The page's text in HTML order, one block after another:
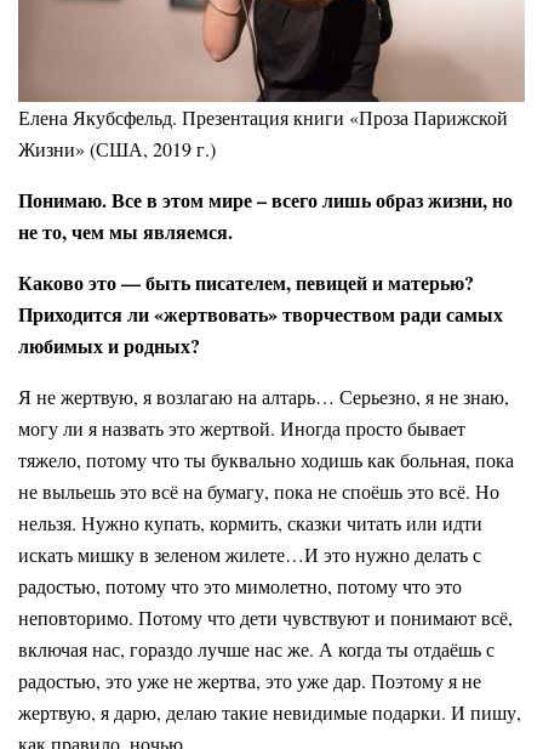
Елена Якубсфельд. Презентация книги «Проза Парижской
Жизни» (США, 2019 г.)
Понимаю. Все в этом мире – всего лишь образ жизни, но
не то, чем мы являемся.
Каково это — быть писателем, певицей и матерью?
Приходится ли «жертвовать» творчеством ради самых
любимых и родных?
Я не жертвую, я возлагаю на алтарь… Серьезно, я не знаю,
могу ли я назвать это жертвой. Иногда просто бывает
тяжело, потому что ты буквально ходишь как больная, пока
не выльешь это всё на бумагу, пока не споёшь это всё. Но
нельзя. Нужно купать, кормить, сказки читать или идти
искать мишку в зеленом жилете…И это нужно делать с
радостью, потому что это мимолетно, потому что это
неповторимо. Потому что дети чувствуют и понимают всё,
включая нас, гораздо лучше нас же. А когда ты отдаёшь с
радостью, это уже не жертва, это уже дар. Поэтому я не
жертвую, я дарю, делаю такие невидимые подарки. И пишу,
как правило, ночью.